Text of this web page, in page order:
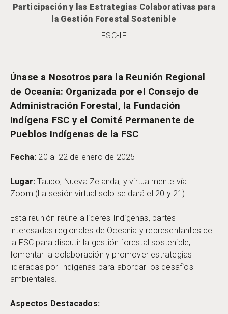
Participación y las Estrategias Colaborativas para
la Gestión Forestal Sostenible
FSC-IF
Únase a Nosotros para la Reunión Regional
de Oceanía: Organizada por el Consejo de
Administración Forestal, la Fundación
Indígena FSC y el Comité Permanente de
Pueblos Indígenas de la FSC
Fecha: 20 al 22 de enero de 2025
Lugar: Taupo, Nueva Zelanda, y virtualmente vía
Zoom (La sesión virtual solo se dará el 20 y 21)
Esta reunión reúne a líderes Indígenas, partes
interesadas regionales de Oceanía y representantes de
la FSC para discutir la gestión forestal sostenible,
fomentar la colaboración y promover estrategias
lideradas por Indígenas para abordar los desafíos
ambientales.
Aspectos Destacados: